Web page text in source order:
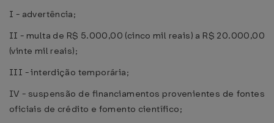
I - advertência;
II - multa de R$ 5.000,00 (cinco mil reais) a R$ 20.000,00
(vinte mil reais);
III - interdição temporária;
IV - suspensão de financiamentos provenientes de fontes
oficiais de crédito e fomento científico;